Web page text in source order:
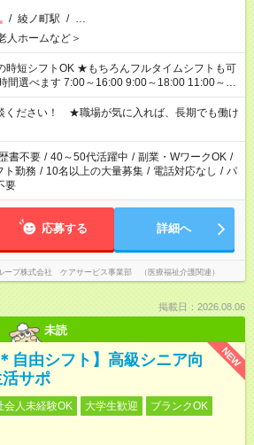
/ 綾ノ町駅 / …
人ホームなど＞
ちろんフルタイムシフトも可
間選べます 7:00～16:00 9:00～18:00 11:00～
他のお仕事と合わせ
業はご案内できません ※法令に基づき、週20時
会保険への加入対象となります ※労働者派遣法
原則禁止）により、短時間・短期間の就業はご
合があります
ください！ ★職場が気に入れば、長期でも働け
書不要 / 40～50代活躍中 / 副業・WワークOK /
ト勤務 / 10名以上の大量募集 / 電話対応なし / パ
要
応募する 詳細へ
ープ株式会社 ケアサービス事業部 （医療福祉介護関連）
掲載日：2026.08.06
未読
NEW
自由シフト】高級シニア向
サポ
会人未経験OK 大学生歓迎
ブランクOK